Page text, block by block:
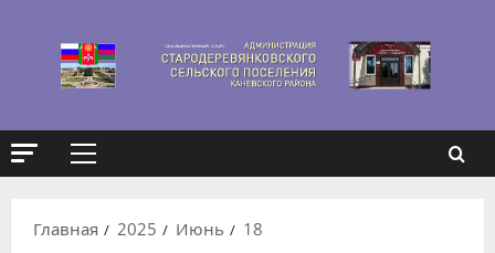
содержимому
Основное
Главная
2025 Июнь 18